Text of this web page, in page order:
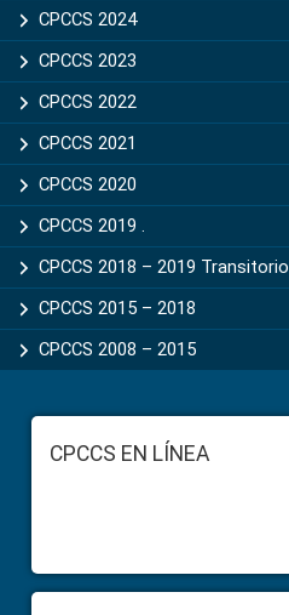
CPCCS 2024
CPCCS 2023
CPCCS 2022
CPCCS 2021
CPCCS 2020
CPCCS 2019 .
CPCCS 2018 – 2019 Transitorio
CPCCS 2015 – 2018
CPCCS 2008 – 2015
FooterCPCCS EN LÍNEA